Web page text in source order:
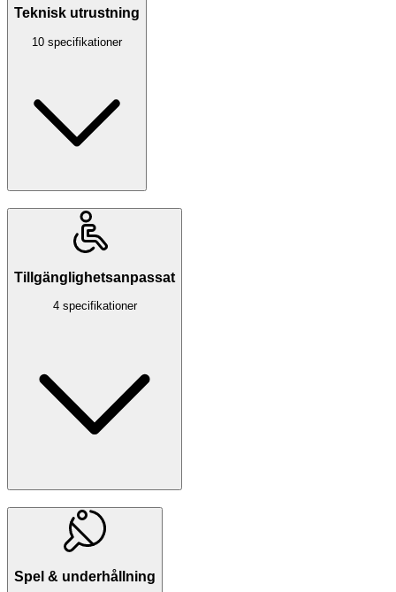
Teknisk utrustning
10 specifikationer
Tillgänglighetsanpassat
4 specifikationer
Spel & underhållning